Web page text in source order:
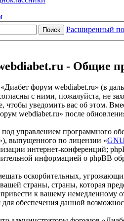
Поиск
Расширенный
- Общие
форум webdiabet.ru» (в
с ними, пожалуйста, не
чтобы уведомить вас об этом.
webdiabet.ru» после
управлением программного
выпущенного по лицензии «
интернет-конференций;
информацией о phpBB
оскорбительных,
страны, страны, которая
к вашему немедленному
обеспечения данной